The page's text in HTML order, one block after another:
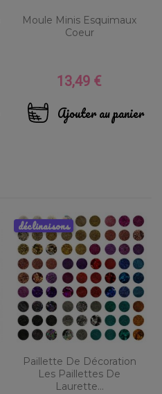
Moule Minis Esquimaux
Coeur
Prix
13,49 €
Ajouter au panier
Paillette De Décoration
Les Paillettes De
Laurette...
déclinaisons